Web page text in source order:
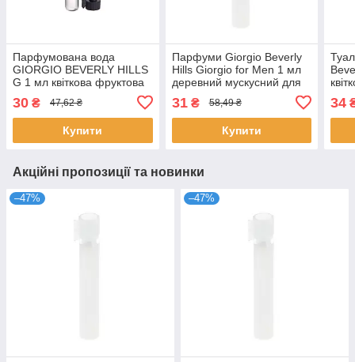
Парфумована вода
GIORGIO BEVERLY HILLS
G 1 мл квіткова фруктова
Джорджіо Беверлі Хіллз
30 ₴ 47,62 ₴
Купити
Парфуми Giorgio Beverly
Hills Giorgio for Men 1 мл
деревний мускусний для
чоловіків пробник розпив
Джорджіо
31₴ 58,49 ₴
Купити
34
Акційні пропозиції та новинки
–47% –47%